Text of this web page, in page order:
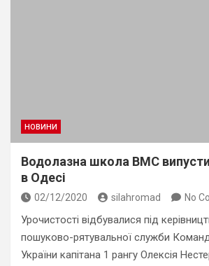
НОВИНИ
Водолазна школа ВМС
в Одесі
02/12/2020 silahromad No
Урочистості відбувалися під
пошуково-рятувальної служби
України капітана 1 рангу Олексія